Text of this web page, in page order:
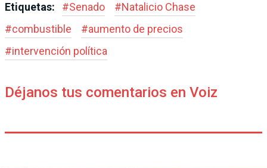
Etiquetas: #Senado #Natalicio Chase
#combustible #aumento de precios
#intervención política
Déjanos tus comentarios en Voiz